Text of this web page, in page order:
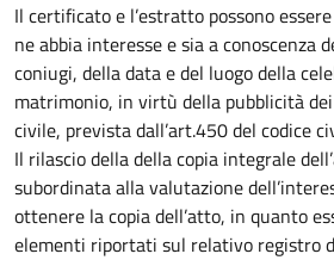
Il certificato e l’estratto possono
ne abbia interesse e sia a conoscenza
coniugi, della data e del luogo della
matrimonio, in virtù della pubblicità
civile, prevista dall’art.450 del codice
Il rilascio della della copia integrale
subordinata alla valutazione
ottenere la copia dell’atto, in quanto
elementi riportati sul relativo registro